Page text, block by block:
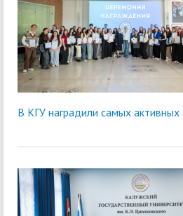
В КГУ наградили самых активных